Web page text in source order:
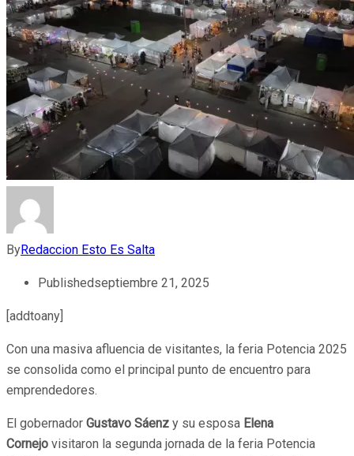
ByRedaccion Esto Es Salta
Publishedseptiembre 21, 2025
[addtoany]
Con una masiva afluencia de visitantes, la feria Potencia 2025
se consolida como el principal punto de encuentro para
emprendedores.
El gobernador Gustavo Sáenz y su esposa Elena
Cornejo visitaron la segunda jornada de la feria Potencia